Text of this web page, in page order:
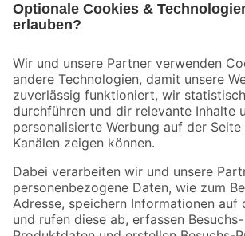
Der toom Newsletter: Keine Angebote und Aktionen
Zur Newsletter Anmeldung
Folge uns
Zahlungsarten